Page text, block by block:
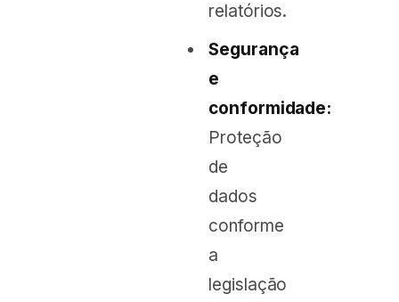
relatórios.
Segurança
e
conformidade:
Proteção
de
dados
conforme
a
legislação